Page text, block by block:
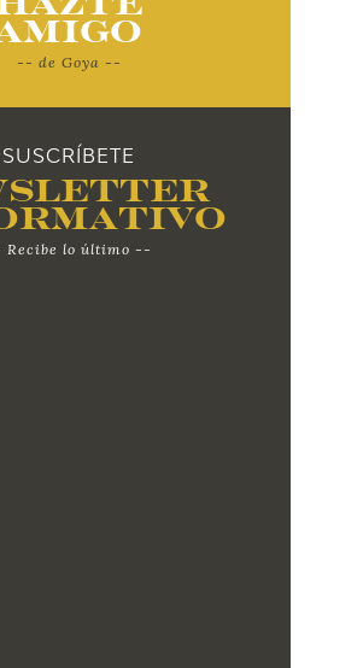
-- de Goya --
SUSCRÍBETE
Recibe lo último --